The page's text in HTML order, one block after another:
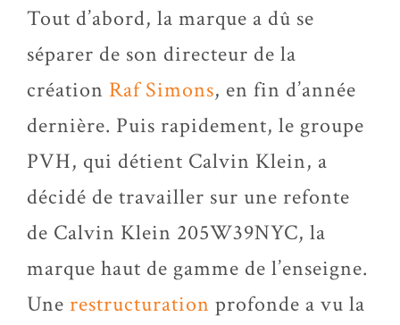
Tout d’abord, la marque a dû se
séparer de son directeur de la
création Raf Simons, en fin d’année
dernière. Puis rapidement, le groupe
PVH, qui détient Calvin Klein, a
décidé de travailler sur une refonte
de Calvin Klein 205W39NYC, la
marque haut de gamme de l’enseigne.
Une restructuration profonde a vu la